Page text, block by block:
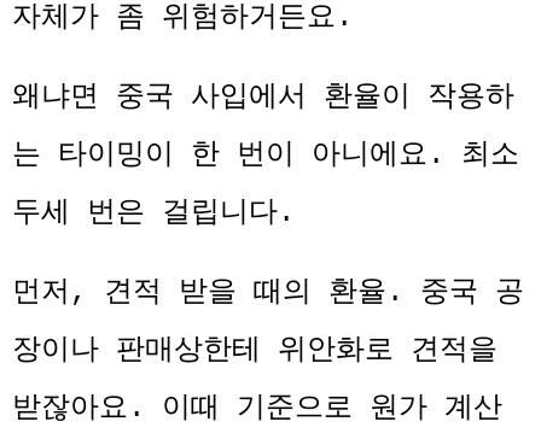
자체가 좀 위험하거든요.
왜냐면 중국 사입에서 환율이 작용하
는 타이밍이 한 번이 아니에요. 최소
두세 번은 걸립니다.
먼저, 견적 받을 때의 환율. 중국 공
장이나 판매상한테 위안화로 견적을
받잖아요. 이때 기준으로 원가 계산